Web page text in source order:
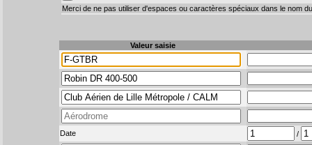
Merci de ne pas utiliser d'espaces ou caractères spéciaux dans le nom
Valeur saisie
Date /